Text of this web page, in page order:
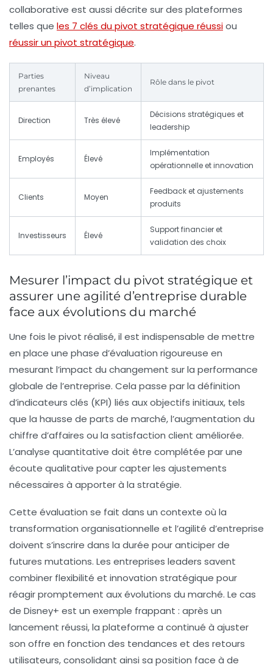
collaborative est aussi décrite sur des plateformes
telles que les 7 clés du pivot stratégique réussiou
réussir un pivot stratégique.
Parties
prenantes
Niveau
d’implication
Rôle dans le pivot
Direction Très élevé
Décisions stratégiques et
leadership
Employés Élevé
Implémentation
opérationnelle et innovation
Clients Moyen
Feedback et ajustements
produits
Investisseurs Élevé
Support financier et
validation des choix
Mesurer l’impact du pivot stratégique et
assurer une agilité d’entreprise durable
face aux évolutions du marché
Une fois le pivot réalisé, il est indispensable de mettre
en place une phase d’évaluation rigoureuse en
mesurant l’impact du changement sur la performance
globale de l’entreprise. Cela passe par la définition
d’indicateurs clés (KPI) liés aux objectifs initiaux, tels
que la hausse de parts de marché, l’augmentation du
chiffre d’affaires ou la satisfaction client améliorée.
L’analyse quantitative doit être complétée par une
écoute qualitative pour capter les ajustements
nécessaires à apporter à la stratégie.
Cette évaluation se fait dans un contexte où la
transformation organisationnelle et l’agilité d’entreprise
doivent s’inscrire dans la durée pour anticiper de
futures mutations. Les entreprises leaders savent
combiner flexibilité et innovation stratégique pour
réagir promptement aux évolutions du marché. Le cas
de Disney+ est un exemple frappant : après un
lancement réussi, la plateforme a continué à ajuster
son offre en fonction des tendances et des retours
utilisateurs, consolidant ainsi sa position face à de